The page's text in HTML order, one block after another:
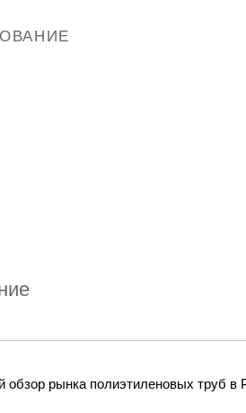
обзор рынка полиэтиленовых труб в